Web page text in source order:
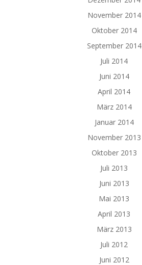
November 2014
Oktober 2014
September 2014
Juli 2014
Juni 2014
April 2014
März 2014
Januar 2014
November 2013
Oktober 2013
Juli 2013
Juni 2013
Mai 2013
April 2013
März 2013
Juli 2012
Juni 2012